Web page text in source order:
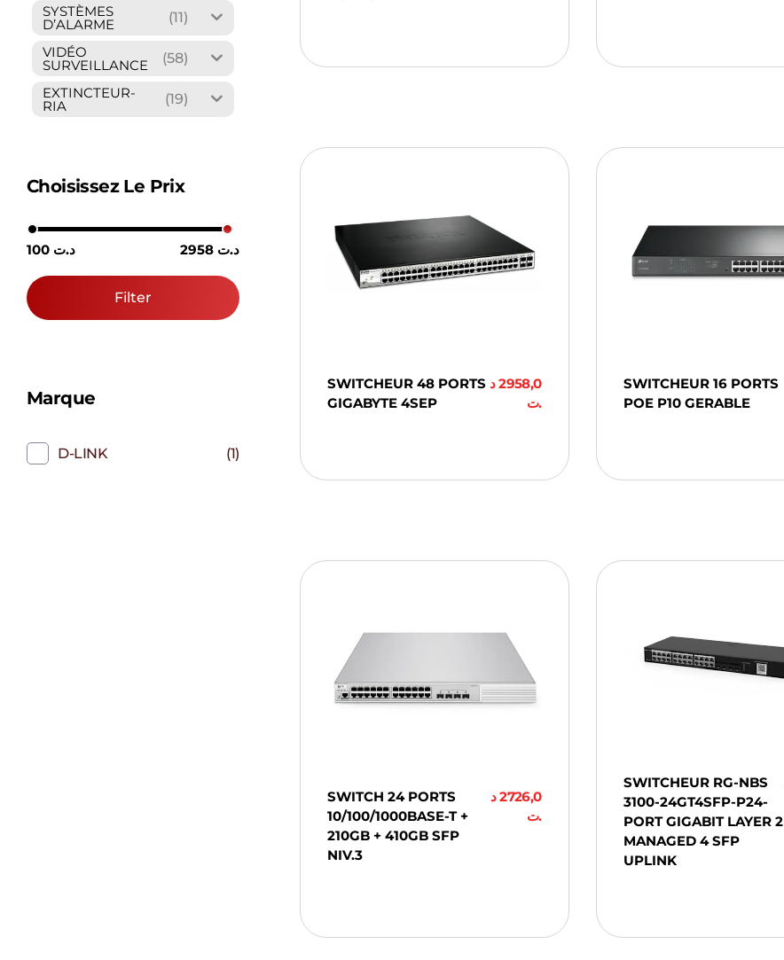
SWITCHEUR 48 PORTS
GIGABYTE 4SEP
2958,0د
.ت
SWITCHEUR 16 PORTS
POE P10 GERABLE
SWITCH 24 PORTS
10/100/1000BASE-T +
210GB + 410GB SFP
NIV.3
2726,0د
.ت
SWITCHEUR RG-NBS
3100-24GT4SFP-P24-
PORT GIGABIT LAYER 2
MANAGED 4 SFP
UPLINK
SYSTÈMES
D’ALARME (11)
VIDÉO
SURVEILLANCE (58)
EXTINCTEUR-
RIA (19)
Choisissez Le Prix
100 د.ت 2958 د.ت
Filter
Marque
D-LINK (1)